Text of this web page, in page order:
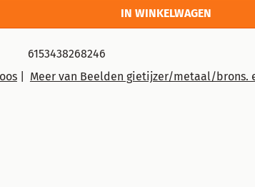
IN WINKELWAGEN
6153438268246
| Meer van Beelden gietijzer/metaal/brons.